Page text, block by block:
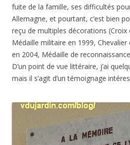
fuite de la famille, ses difficultés
Allemagne, et pourtant, c’est bien
reçu de multiples décorations (Croix
Médaille militaire en 1999, Chevalier
en 2004, Médaille de
D’un point de vue littéraire, j’ai
mais il s’agit d’un témoignage